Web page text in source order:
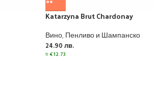
Katarzyna Brut Chardonay
Вино,Пенливо и Шампанско
24.90 лв.
≈€12.73